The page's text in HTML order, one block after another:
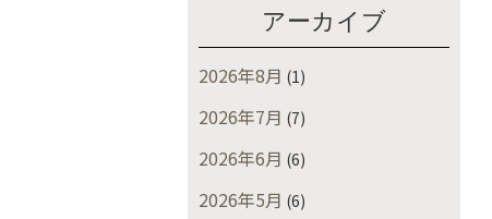
アーカイブ
2026年8月 (1)
2026年7月 (7)
2026年6月 (6)
2026年5月 (6)